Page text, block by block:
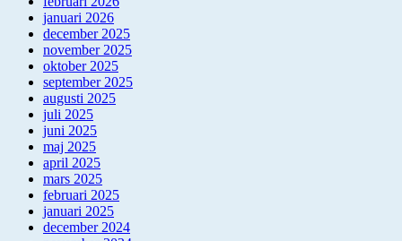
januari 2026
december 2025
november 2025
oktober 2025
september 2025
augusti 2025
juli 2025
juni 2025
maj 2025
april 2025
mars 2025
februari 2025
januari 2025
december 2024